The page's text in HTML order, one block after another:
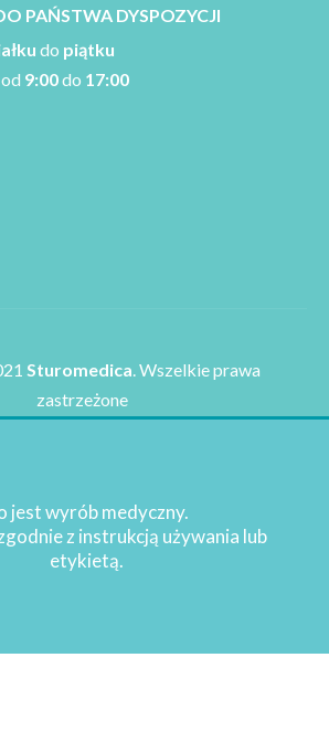
PAŃSTWA DYSPOZYCJI
do piątku
9:00do 17:00
Sturomedica. Wszelkie prawa
zastrzeżone
jest wyrób medyczny.
z instrukcją używania lub
etykietą.